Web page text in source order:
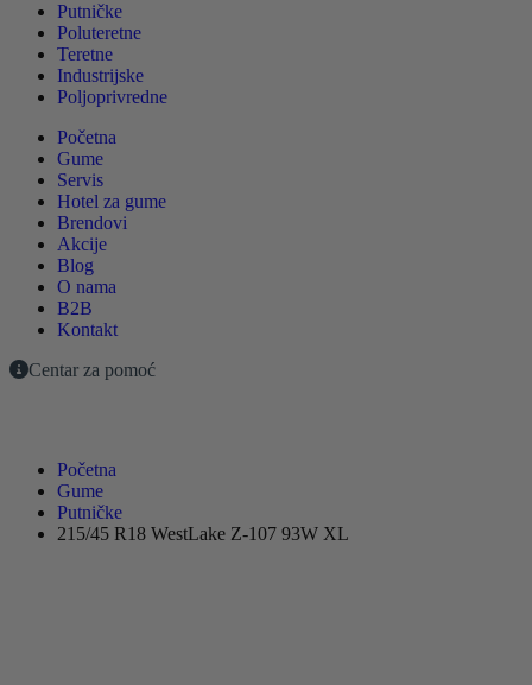
Putničke
Poluteretne
Teretne
Industrijske
Poljoprivredne
Početna
Gume
Servis
Hotel za gume
Brendovi
Akcije
Blog
O nama
B2B
Kontakt
Centar za pomoć
Početna
Gume
Putničke
215/45 R18 WestLake Z-107 93W XL